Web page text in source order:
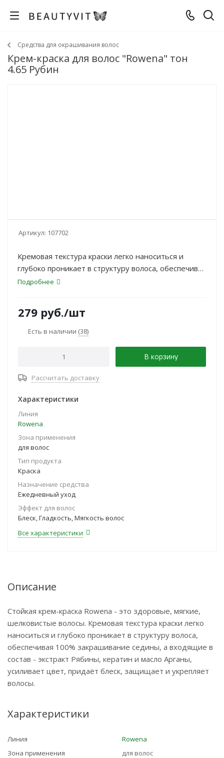
Средства для окрашивания волос
Крем-краска для волос "Rowena" тон
4.65 Рубин
Артикул: 107702
Кремовая текстура краски легко наноситься и
глубоко проникает в структуру волоса, обеспечивая
100% закрашивание седины
Подробнее
279 руб./шт
Есть в наличии (38)
В корзину
Рассчитать доставку
Характеристики
Линия
Rowena
Зона применения
для волос
Тип продукта
Краска
Назначение средства
Ежедневный уход
Эффект для волос
Блеск, Гладкость, Мягкость волос
Все характеристики
Описание
Стойкая крем-краска Rowena - это здоровые, мягкие,
шелковистые волосы. Кремовая текстура краски легко
наноситься и глубоко проникает в структуру волоса,
обеспечивая 100% закрашивание седины, а входящие в
состав - экстракт Рябины, кератин и масло Арганы,
усиливает цвет, придаёт блеск, защищает и укрепляет
волосы.
Характеристики
Линия
Rowena
Зона применения
для волос